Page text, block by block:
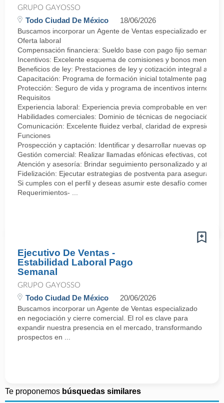
GRUPO GAYOSSO
Todo Ciudad De México 18/06/2026
Buscamos incorporar un Agente de Ventas especializado en
Oferta laboral
Compensación financiera: Sueldo base con pago fijo semanal.
Incentivos: Excelente esquema de comisiones y bonos
Beneficios de ley: Prestaciones de ley y cotización integral ante
Capacitación: Programa de formación inicial totalmente pagado.
Protección: Seguro de vida y programa de incentivos internos.
Requisitos
Experiencia laboral: Experiencia previa comprobable en
Habilidades comerciales: Dominio de técnicas de negociación,
Comunicación: Excelente fluidez verbal, claridad de expresión
Funciones
Prospección y captación: Identificar y desarrollar nuevas
Gestión comercial: Realizar llamadas efónicas efectivas,
Atención y asesoría: Brindar seguimiento personalizado y
Fidelización: Ejecutar estrategias de postventa para asegurar la
Si cumples con el perfil y deseas asumir este desafío
Requerimientos- ...
Ejecutivo De Ventas -
Estabilidad Laboral Pago
Semanal
GRUPO GAYOSSO
Todo Ciudad De México 20/06/2026
Buscamos incorporar un Agente de Ventas especializado
en negociación y cierre comercial. El rol es clave para
expandir nuestra presencia en el mercado, transformando
prospectos en ...
Te proponemos búsquedas similares